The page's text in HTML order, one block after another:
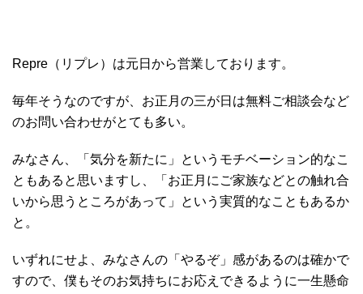
Repre（リプレ）は元日から営業しております。
毎年そうなのですが、お正月の三が日は無料ご相談会など
のお問い合わせがとても多い。
みなさん、「気分を新たに」というモチベーション的なこ
ともあると思いますし、「お正月にご家族などとの触れ合
いから思うところがあって」という実質的なこともあるか
と。
いずれにせよ、みなさんの「やるぞ」感があるのは確かで
すので、僕もそのお気持ちにお応えできるように一生懸命